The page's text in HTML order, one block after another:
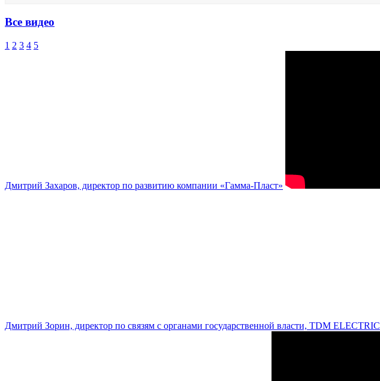
Все видео
1 2 3 4 5
Дмитрий Захаров, директор по развитию компании «Гамма-Пласт»
Дмитрий Зорин, директор по связям с органами государственной власти, TDM ELECTRIC